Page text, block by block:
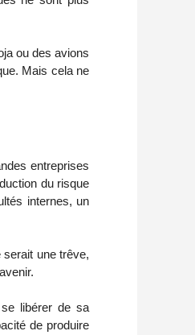
ou des avions
Mais cela ne
entreprises
du risque
internes, un
une trêve,
libérer de sa
de produire